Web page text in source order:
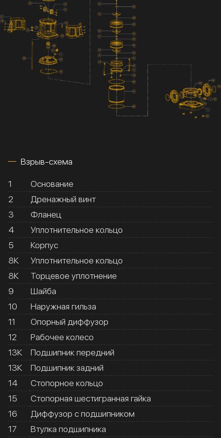
Взрыв-схема
1
Основание
2
Дренажный винт
3
Фланец
4
Уплотнительное кольцо
5
Корпус
8К
Уплотнительное кольцо
8К
Торцевое уплотнение
9
Шайба
10
Наружная гильза
11
Опорный диффузор
12
Рабочее колесо
13К
Подшипник передний
13К
Подшипник задний
14
Стопорное кольцо
15
Стопорная шестигранная гайка
16
Диффузор с подшипником
17
Втулка подшипника